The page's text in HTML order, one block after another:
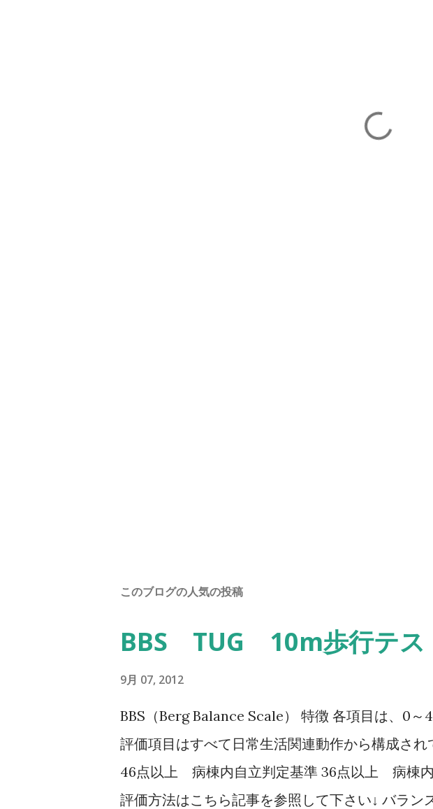
このブログの人気の投稿
BBS TUG 10m歩行テス
9月 07, 2012
BBS（Berg Balance Scale） 特徴 各項目は、0～4
評価項目はすべて日常生活関連動作から構成さ
46点以上 病棟内自立判定基準 36点以上 病棟
評価方法はこちら記事を参照して下さい↓ バラン